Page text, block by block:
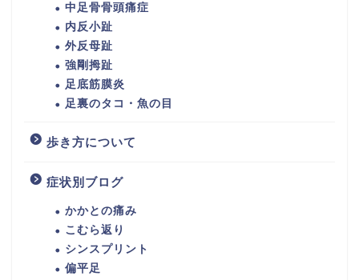
中足骨骨頭痛症
内反小趾
外反母趾
強剛拇趾
足底筋膜炎
足裏のタコ・魚の目
歩き方について
症状別ブログ
かかとの痛み
こむら返り
シンスプリント
偏平足